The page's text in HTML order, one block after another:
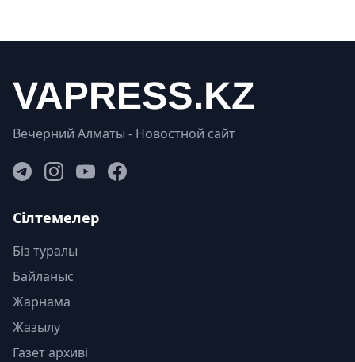
Вечерний Алматы - Новостной сайт
Сілтемелер
Біз туралы
Байланыс
Жарнама
Жазылу
Газет архиві